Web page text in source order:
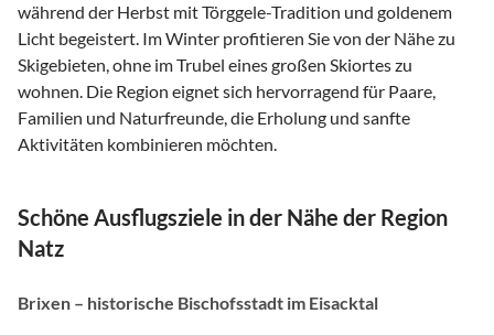
während der Herbst mit Törggele-Tradition und goldenem
Licht begeistert. Im Winter profitieren Sie von der Nähe zu
Skigebieten, ohne im Trubel eines großen Skiortes zu
wohnen. Die Region eignet sich hervorragend für Paare,
Familien und Naturfreunde, die Erholung und sanfte
Aktivitäten kombinieren möchten.
Schöne Ausflugsziele in der Nähe der Region
Natz
Brixen – historische Bischofsstadt im Eisacktal